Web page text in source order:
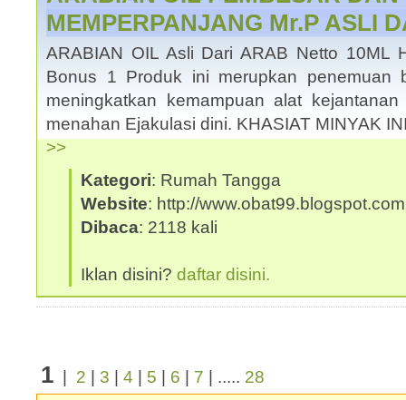
MEMPERPANJANG Mr.P ASLI
ARABIAN OIL Asli Dari ARAB Netto 10ML
Bonus 1 Produk ini merupkan penemuan
meningkatkan kemampuan alat
menahan Ejakulasi dini. KHASIAT MINYAK
>>
Kategori: Rumah Tangga
Website: http://www.obat99.blogspot.com
Dibaca: 2118 kali
Iklan disini? daftar disini.
1 2 3 4 5 6 7 | ..... 28